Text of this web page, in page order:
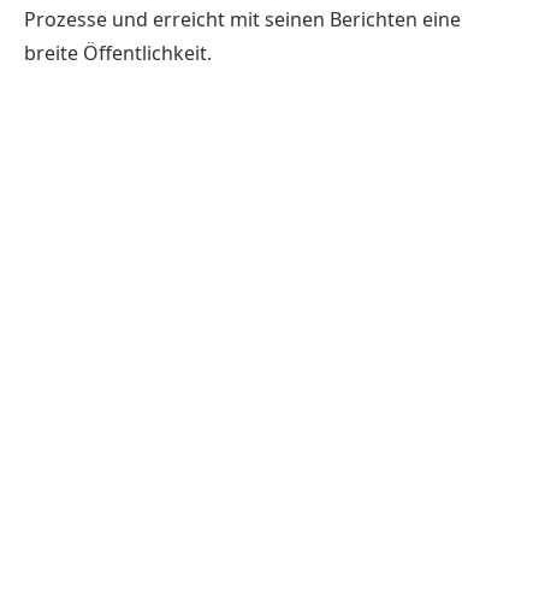
Prozesse und erreicht mit seinen Berichten eine
breite Öffentlichkeit.